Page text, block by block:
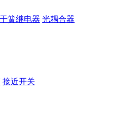
簧继电器 光耦合器
接近开关